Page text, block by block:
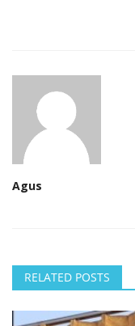
Agus
RELATED POSTS